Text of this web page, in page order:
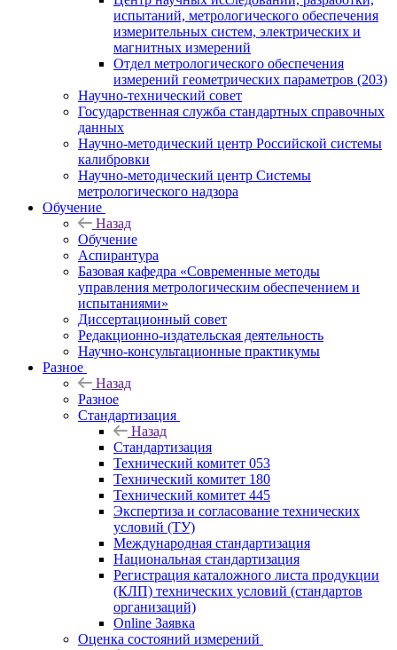
испытаний, метрологического обеспечения
измерительных систем, электрических и
магнитных измерений
Отдел метрологического обеспечения
измерений геометрических параметров (203)
Научно-технический совет
Государственная служба стандартных справочных
данных
Научно-методический центр Российской системы
калибровки
Научно-методический центр Системы
метрологического надзора
Обучение
Назад
Обучение
Аспирантура
Базовая кафедра «Современные методы
управления метрологическим обеспечением и
испытаниями»
Диссертационный совет
Редакционно-издательская деятельность
Научно-консультационные практикумы
Разное
Назад
Разное
Стандартизация
Назад
Стандартизация
Технический комитет 053
Технический комитет 180
Технический комитет 445
Экспертиза и согласование технических
условий (ТУ)
Международная стандартизация
Национальная стандартизация
Регистрация каталожного листа продукции
(КЛП) технических условий (стандартов
организаций)
Online Заявка
Оценка состояний измерений